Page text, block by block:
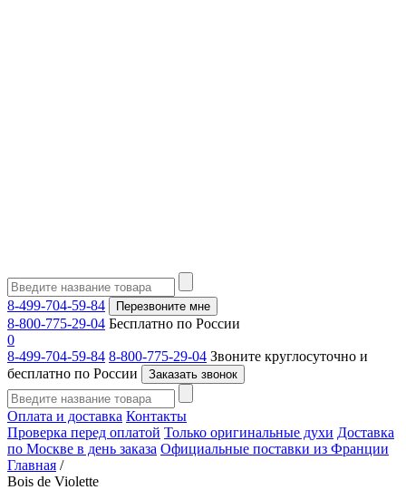
8-499-704-59-84 Перезвоните мне
8-800-775-29-04 Бесплатно по России
0
8-499-704-59-84 8-800-775-29-04 Звоните круглосуточно и
бесплатно по России
Заказать звонок
Оплата и доставка Контакты
Проверка перед оплатой Только оригинальные духи Доставка
по Москве в день заказа Официальные поставки из Франции
Главная /
Bois de Violette